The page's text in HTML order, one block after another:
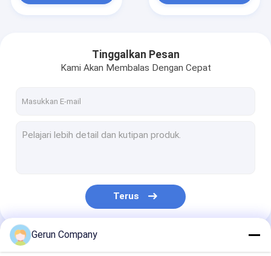
Tinggalkan Pesan
Kami Akan Membalas Dengan Cepat
Terus
Kategori Kami
Gerun Company